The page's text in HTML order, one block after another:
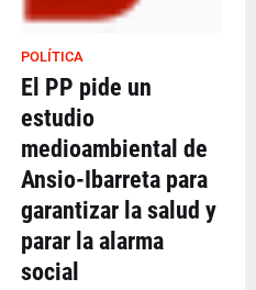
POLÍTICA
El PP pide un
estudio
medioambiental de
Ansio-Ibarreta para
garantizar la salud y
parar la alarma
social